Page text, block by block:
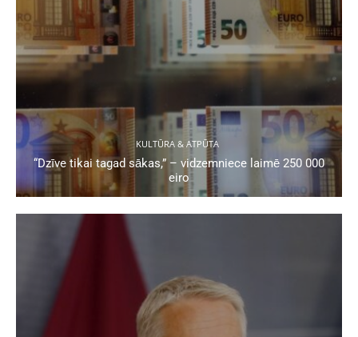
KULTŪRA & ATPŪTA
“Dzīve tikai tagad sākas,” – vidzemniece laimē 250 000
eiro